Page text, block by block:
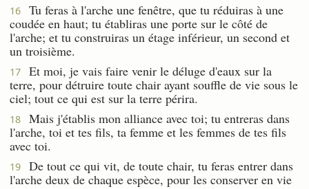
16
Tu feras à l'arche une fenêtre, que tu réduiras à une
coudée en haut; tu établiras une porte sur le côté de
l'arche; et tu construiras un étage inférieur, un second et
un troisième.
17
Et moi, je vais faire venir le déluge d'eaux sur la
terre, pour détruire toute chair ayant souffle de vie sous le
ciel; tout ce qui est sur la terre périra.
18
Mais j'établis mon alliance avec toi; tu entreras dans
l'arche, toi et tes fils, ta femme et les femmes de tes fils
avec toi.
19
De tout ce qui vit, de toute chair, tu feras entrer dans
l'arche deux de chaque espèce, pour les conserver en vie